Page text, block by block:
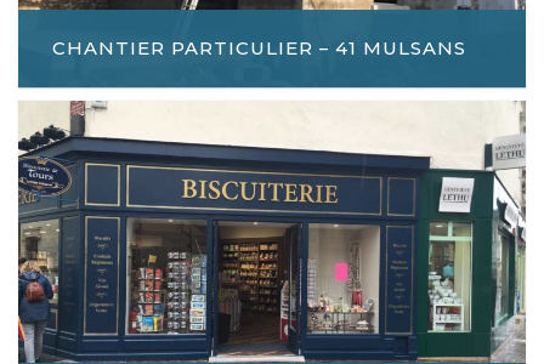
CHANTIER PARTICULIER – 41 MULSANS